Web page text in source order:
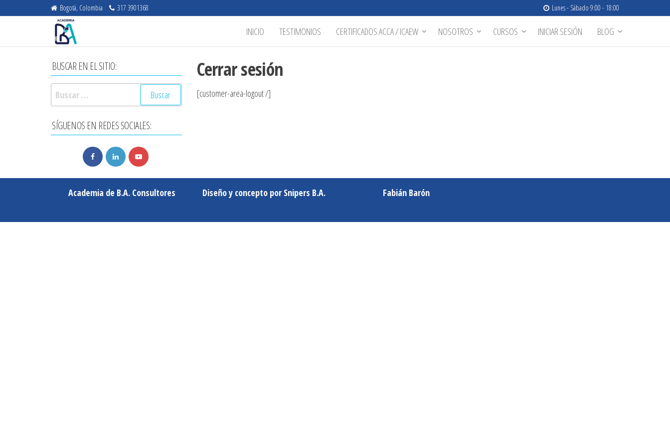
al
Bogotá, Colombia 317 3901368 Lunes - Sábado 9:00 - 18:00
de B.A.
Consultores
Auditoría
Impuestos
INICIO TESTIMONIOS CERTIFICADOS ACCA / ICAEW NOSOTROS CURSOS INICIAR SESIÓN BLOG
Cerrar sesión
[customer-area-logout /]
BUSCAR EN EL SITIO:
Buscar:
SÍGUENOS EN REDES SOCIALES:
Academia de B.A. Consultores Diseño y concepto por Snipers B.A. Fabián Barón